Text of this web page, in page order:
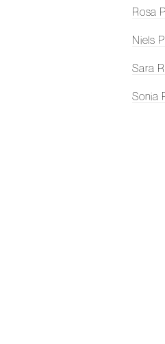
Rosa
Niels
Sara
Sonia